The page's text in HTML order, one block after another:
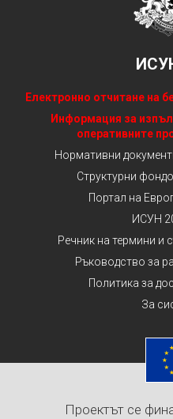
Електронно отчитане на
Информация за
оперативните
Нормативни
Структурни
Портал на
ИСУН
Речник на термини и
Ръководство за
Политика за
За
Проектът се